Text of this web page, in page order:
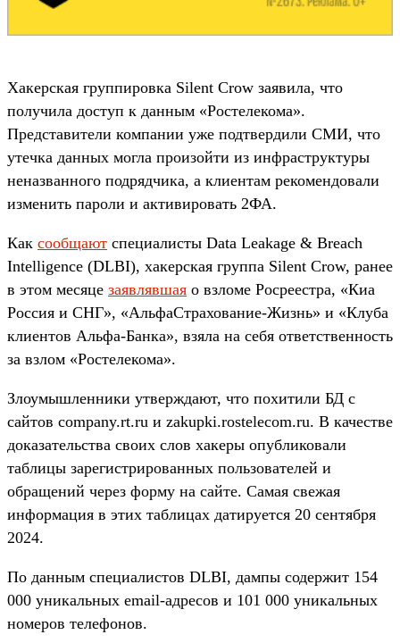
Хакерская группировка Silent Crow заявила, что
получила доступ к данным «Ростелекома».
Представители компании уже подтвердили СМИ, что
утечка данных могла произойти из инфраструктуры
неназванного подрядчика, а клиентам рекомендовали
изменить пароли и активировать 2ФА.
Как сообщают специалисты Data Leakage & Breach
Intelligence (DLBI), хакерская группа Silent Crow, ранее
в этом месяце заявлявшая о взломе Росреестра, «Киа
Россия и СНГ», «АльфаСтрахование-Жизнь» и «Клуба
клиентов Альфа‑Банка», взяла на себя ответственность
за взлом «Ростелекома».
Злоумышленники утверждают, что похитили БД с
сайтов company.rt.ru и zakupki.rostelecom.ru. В качестве
доказательства своих слов хакеры опубликовали
таблицы зарегистрированных пользователей и
обращений через форму на сайте. Самая свежая
информация в этих таблицах датируется 20 сентября
2024.
По данным специалистов DLBI, дампы содержит 154
000 уникальных email-адресов и 101 000 уникальных
номеров телефонов.